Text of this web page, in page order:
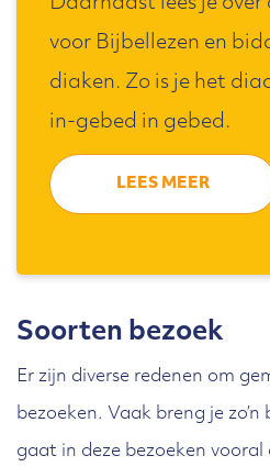
voor Bijbellezen en
diaken. Zo is je het
in-gebed in gebed.
LEES MEER
Soorten bezoek
Er zijn diverse redenen om
bezoeken. Vaak breng je
gaat in deze bezoeken vooral